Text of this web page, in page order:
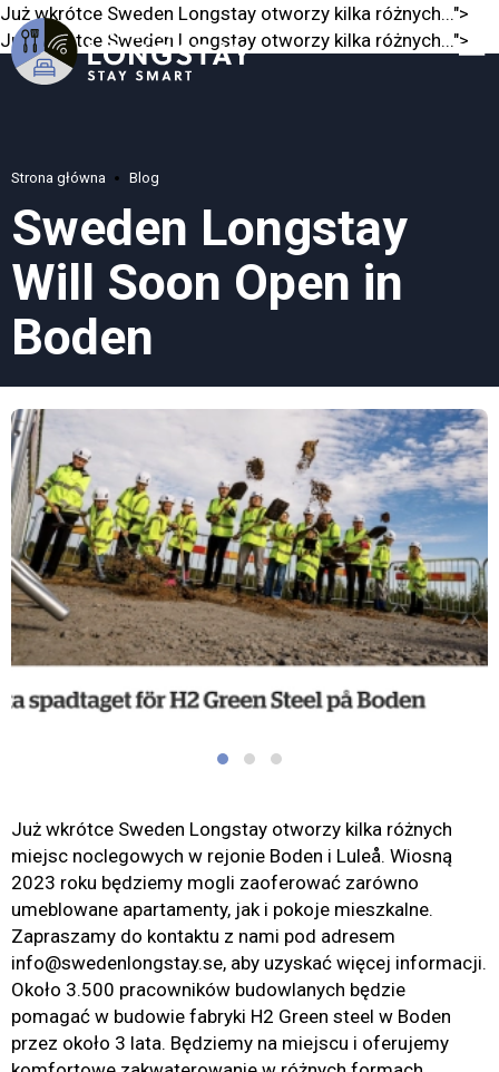
Już wkrótce Sweden Longstay otworzy kilka różnych...">
Już wkrótce Sweden Longstay otworzy kilka różnych...">
Strona główna Blog
Sweden Longstay
Will Soon Open in
Boden
Już wkrótce Sweden Longstay otworzy kilka różnych
miejsc noclegowych w rejonie Boden i Luleå. Wiosną
2023 roku będziemy mogli zaoferować zarówno
umeblowane apartamenty, jak i pokoje mieszkalne.
Zapraszamy do kontaktu z nami pod adresem
info@swedenlongstay.se, aby uzyskać więcej informacji.
Około 3.500 pracowników budowlanych będzie
pomagać w budowie fabryki H2 Green steel w Boden
przez około 3 lata. Będziemy na miejscu i oferujemy